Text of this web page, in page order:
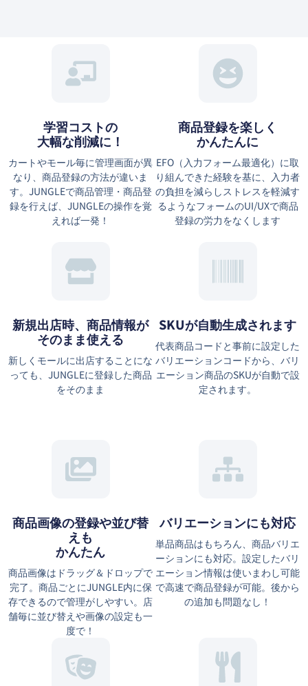
学習コストの
大幅な削減に！
カートやモール毎に管理画面が異
なり、商品登録の方法が違いま
す。JUNGLEで商品管理・商品登
録を行えば、JUNGLEの操作を覚
えれば一発！
商品登録を楽しく
かんたんに
EFO（⼊⼒フォーム最適化）に取
り組んできた経験を基に、⼊⼒者
の負担を減らしストレスを軽減す
るようなフォームのUI/UXで商品
登録の労力をなくします
新規出店時、商品情報が
そのまま使える
新しくモールに出店することにな
っても、JUNGLEに登録した商品
をそのまま
SKUが自動生成されます
代表商品コードと事前に設定した
バリエーションコードから、バリ
エーション商品のSKUが自動で設
定されます。
商品画像の登録や並び替
えも
かんたん
商品画像はドラッグ＆ドロップで
完了。商品ごとにJUNGLE内に保
存できるので管理がしやすい。店
舗毎に並び替えや画像の設定も一
度で！
バリエーションにも対応
単品商品はもちろん、商品バリエ
ーションにも対応。設定したバリ
エーション情報は使いまわし可能
で高速で商品登録が可能。後から
の追加も問題なし！